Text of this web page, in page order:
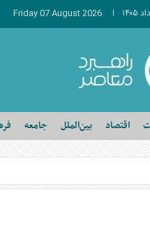
Friday 07 August 2026
اقتصاد بین‌الملل جامعه